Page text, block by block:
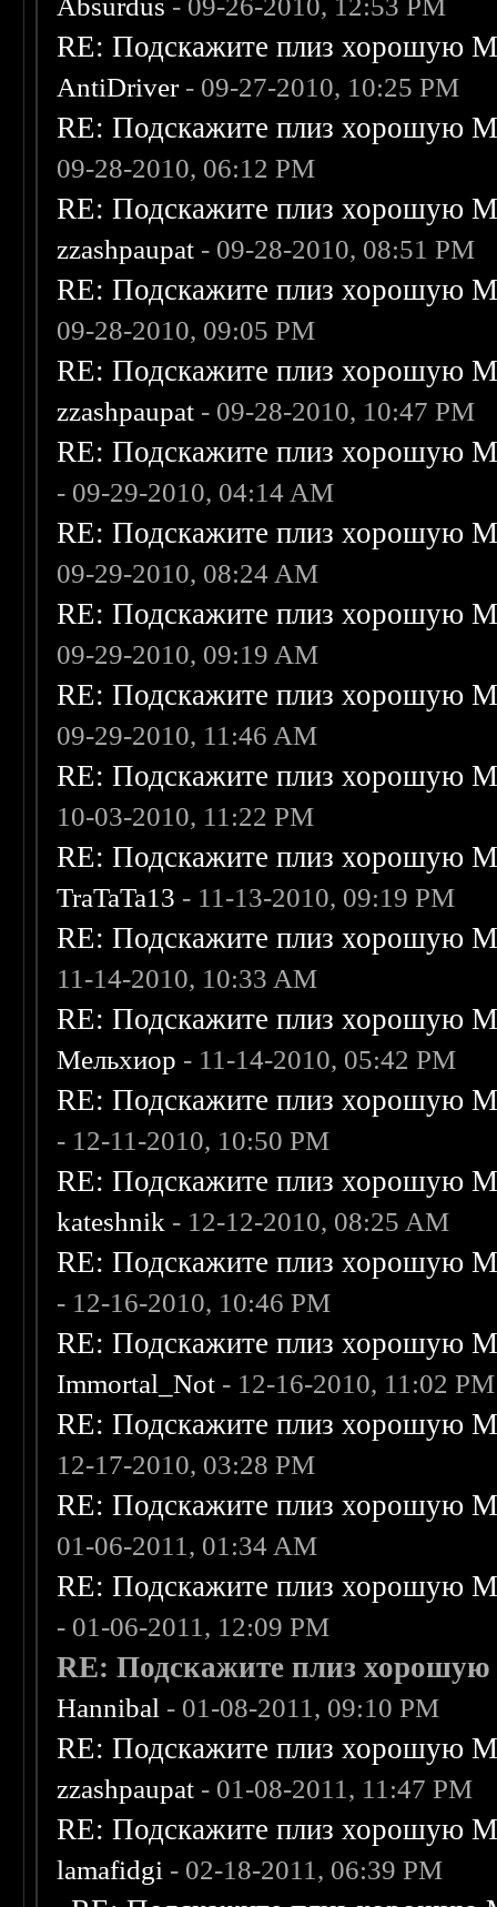
Absurdus - 09-26-2010, 12:53 PM
RE: Подскажите плиз хорошую
AntiDriver- 09-27-2010, 10:25 PM
RE: Подскажите плиз хорошую
09-28-2010, 06:12 PM
RE: Подскажите плиз хорошую
zzashpaupat - 09-28-2010, 08:51 PM
RE: Подскажите плиз хорошую
09-28-2010, 09:05 PM
RE: Подскажите плиз хорошую
zzashpaupat - 09-28-2010, 10:47 PM
RE: Подскажите плиз хорошую
- 09-29-2010, 04:14 AM
RE: Подскажите плиз хорошую
09-29-2010, 08:24 AM
RE: Подскажите плиз хорошую
09-29-2010, 09:19 AM
RE: Подскажите плиз хорошую
09-29-2010, 11:46 AM
RE: Подскажите плиз хорошую
10-03-2010, 11:22 PM
RE: Подскажите плиз хорошую
TraTaTa13 - 11-13-2010, 09:19 PM
RE: Подскажите плиз хорошую
11-14-2010, 10:33 AM
RE: Подскажите плиз хорошую
Мельхиор - 11-14-2010, 05:42 PM
RE: Подскажите плиз хорошую
- 12-11-2010, 10:50 PM
RE: Подскажите плиз хорошую
kateshnik - 12-12-2010, 08:25 AM
RE: Подскажите плиз хорошую
- 12-16-2010, 10:46 PM
RE: Подскажите плиз хорошую
Immortal_Not - 12-16-2010, 11:02 PM
RE: Подскажите плиз хорошую
12-17-2010, 03:28 PM
RE: Подскажите плиз хорошую
01-06-2011, 01:34 AM
RE: Подскажите плиз хорошую
- 01-06-2011, 12:09 PM
RE: Подскажите плиз
Hannibal - 01-08-2011, 09:10 PM
RE: Подскажите плиз хорошую
zzashpaupat - 01-08-2011, 11:47 PM
RE: Подскажите плиз хорошую
lamafidgi - 02-18-2011, 06:39 PM